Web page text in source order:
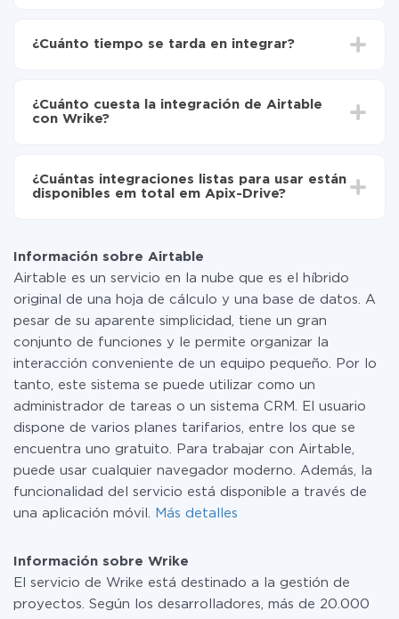
Elija qué datos transferir de Airtable a Wrike
de Airtable a Wrike
¿Cuánto tiempo se tarda en integrar?
oscilar entre 5 y 30 minutos. En promedio, la
configuración tarda entre 10 y 15 minutos.
¿Cuánto cuesta la integración de Airtable
con Wrike?
tarifas. Usted solo paga por la cantidad de datos que
realmente se transfieren de uno de sus sistemas a otro
manera segura un plan de tarifa gratuita o cambiar a
uno de pago, si es necesario. Más detalles sobre
tarifas .
¿Cuántas integraciones listas para usar están
disponibles em total em Apix-Drive?
Información sobre Airtable
Airtable es un servicio en la nube que es el híbrido
original de una hoja de cálculo y una base de datos. A
pesar de su aparente simplicidad, tiene un gran
conjunto de funciones y le permite organizar la
interacción conveniente de un equipo pequeño. Por lo
tanto, este sistema se puede utilizar como un
administrador de tareas o un sistema CRM. El usuario
dispone de varios planes tarifarios, entre los que se
encuentra uno gratuito. Para trabajar con Airtable,
puede usar cualquier navegador moderno. Además, la
funcionalidad del servicio está disponible a través de
una aplicación móvil.
Más detalles
Información sobre Wrike
El servicio de Wrike está destinado a la gestión de
proyectos. Según los desarrolladores, más de 20.000